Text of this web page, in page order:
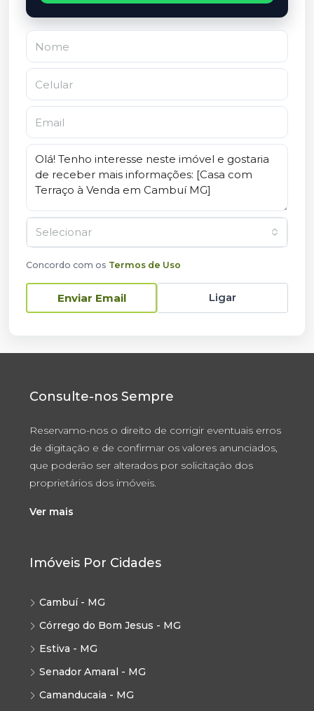
Selecionar
Concordo com os Termos de Uso
Enviar Email Ligar
Consulte-nos Sempre
Reservamo-nos o direito de corrigir eventuais erros
de digitação e de confirmar os valores anunciados,
que poderão ser alterados por solicitação dos
proprietários dos imóveis.
Ver mais
Imóveis Por Cidades
Cambuí - MG
Córrego do Bom Jesus - MG
Estiva - MG
Senador Amaral - MG
Camanducaia - MG